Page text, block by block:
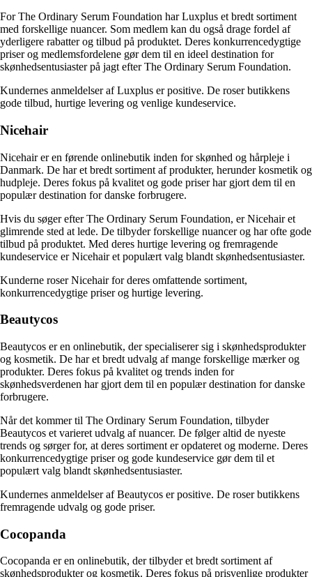
For The Ordinary Serum Foundation har Luxplus et bredt sortiment
med forskellige nuancer. Som medlem kan du også drage fordel af
yderligere rabatter og tilbud på produktet. Deres konkurrencedygtige
priser og medlemsfordelene gør dem til en ideel destination for
skønhedsentusiaster på jagt efter The Ordinary Serum Foundation.
Kundernes anmeldelser af Luxplus er positive. De roser butikkens
gode tilbud, hurtige levering og venlige kundeservice.
Nicehair
Nicehair er en førende onlinebutik inden for skønhed og hårpleje i
Danmark. De har et bredt sortiment af produkter, herunder kosmetik og
hudpleje. Deres fokus på kvalitet og gode priser har gjort dem til en
populær destination for danske forbrugere.
Hvis du søger efter The Ordinary Serum Foundation, er Nicehair et
glimrende sted at lede. De tilbyder forskellige nuancer og har ofte gode
tilbud på produktet. Med deres hurtige levering og fremragende
kundeservice er Nicehair et populært valg blandt skønhedsentusiaster.
Kunderne roser Nicehair for deres omfattende sortiment,
konkurrencedygtige priser og hurtige levering.
Beautycos
Beautycos er en onlinebutik, der specialiserer sig i skønhedsprodukter
og kosmetik. De har et bredt udvalg af mange forskellige mærker og
produkter. Deres fokus på kvalitet og trends inden for
skønhedsverdenen har gjort dem til en populær destination for danske
forbrugere.
Når det kommer til The Ordinary Serum Foundation, tilbyder
Beautycos et varieret udvalg af nuancer. De følger altid de nyeste
trends og sørger for, at deres sortiment er opdateret og moderne. Deres
konkurrencedygtige priser og gode kundeservice gør dem til et
populært valg blandt skønhedsentusiaster.
Kundernes anmeldelser af Beautycos er positive. De roser butikkens
fremragende udvalg og gode priser.
Cocopanda
Cocopanda er en onlinebutik, der tilbyder et bredt sortiment af
skønhedsprodukter og kosmetik. Deres fokus på prisvenlige produkter